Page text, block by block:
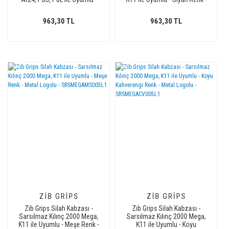
963,30 TL 963,30 TL
ZIB GRIPS
Zib Grips Silah Kabzası -
Sarsılmaz Kılınç 2000 Mega,
K11 ile Uyumlu - Meşe Renk -
ZIB GRIPS
Zib Grips Silah Kabzası -
Sarsılmaz Kılınç 2000 Mega,
K11 ile Uyumlu - Koyu